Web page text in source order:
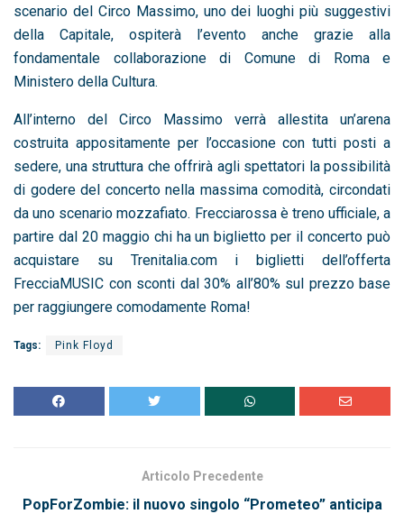
scenario del Circo Massimo, uno dei luoghi più suggestivi
della Capitale, ospiterà l’evento anche grazie alla
fondamentale collaborazione di Comune di Roma e
Ministero della Cultura.
All’interno del Circo Massimo verrà allestita un’arena
costruita appositamente per l’occasione con tutti posti a
sedere, una struttura che offrirà agli spettatori la possibilità
di godere del concerto nella massima comodità, circondati
da uno scenario mozzafiato. Frecciarossa è treno ufficiale, a
partire dal 20 maggio chi ha un biglietto per il concerto può
acquistare su Trenitalia.com i biglietti dell’offerta
FrecciaMUSIC con sconti dal 30% all’80% sul prezzo base
per raggiungere comodamente Roma!
Tags: Pink Floyd
Articolo Precedente
PopForZombie: il nuovo singolo “Prometeo” anticipa